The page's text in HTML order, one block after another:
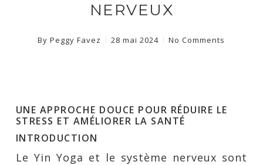
NERVEUX
By Peggy Favez 28 mai 2024 No Comments
UNE APPROCHE DOUCE POUR RÉDUIRE LE
STRESS ET AMÉLIORER LA SANTÉ
INTRODUCTION
Le Yin Yoga et le système nerveux sont